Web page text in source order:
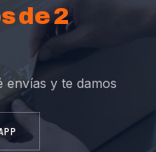
de 2
envías y te damos